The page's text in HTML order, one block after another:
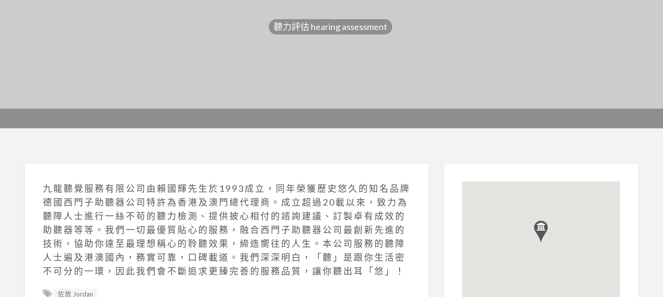
聽力評估 hearing assessment
九 龍 聽 覺 服 務 有 限 公 司 由 賴 國 輝 先 生 於 1 9 9 3 成 立 ， 同 年 榮 獲 歷 史 悠 久 的 知 名 品 牌
德 國 西 門 子 助 聽 器 公 司 特 許 為 香 港 及 澳 門 總 代 理 商 。 成 立 超 過 2 0 載 以 來 ， 致 力 為
聽 障 人 士 進 行 一 絲 不 苟 的 聽 力 檢 測 、 提 供 披 心 相 付 的 諮 詢 建 議 、 訂 製 卓 有 成 效 的
助 聽 器 等 等 。 我 們 一 切 最 優 質 貼 心 的 服 務 ， 融 合 西 門 子 助 聽 器 公 司 最 創 新 先 進 的
技 術 ， 協 助 你 達 至 最 理 想 稱 心 的 聆 聽 效 果 ， 締 造 嚮 往 的 人 生 。 本 公 司 服 務 的 聽 障
人 士 遍 及 港 澳 國 內 ， 務 實 可 靠 ， 口 碑 載 道 。 我 們 深 深 明 白 ， 「 聽 」 是 跟 你 生 活 密
不 可 分 的 一 環 ， 因 此 我 們 會 不 斷 追 求 更 臻 完 善 的 服 務 品 質 ， 讓 你 聽 出 耳 「 悠 」 ！
佐敦 Jordan